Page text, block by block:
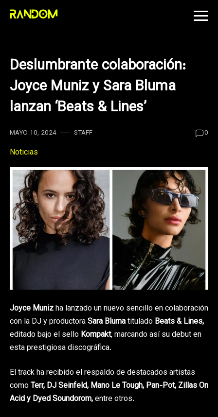
Skip
Deslumbrante colaboración:
Joyce Muniz y Sara Bluma
lanzan ‘Beats & Lines’
MAYO 10, 2024 STAFF 0
Noticias
Joyce Munizha lanzado un nuevo sencillo en colaboración
con la DJ y productoraSara Blumatitulado Beats & Lines,
editado bajo el sello Kompakt, marcando así su debut en
esta prestigiosa discográfica.
El track ha recibido el respaldo de destacados artistas
comoTerr, DJ Seinfeld, Mano Le Tough, Pan-Pot, Zillas On
Acid y Dyed Soundorom,entre otros.